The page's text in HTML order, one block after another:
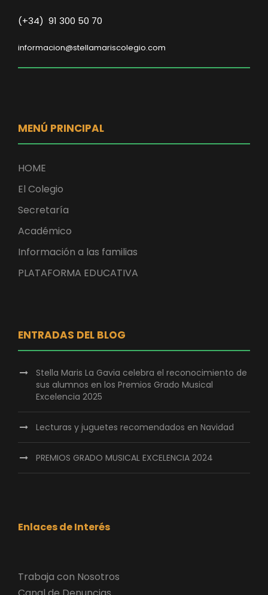
(+34) 91 300 50 70
informacion@stellamariscolegio.com
MENÚ PRINCIPAL
HOME
El Colegio
Secretaría
Académico
Información a las familias
PLATAFORMA EDUCATIVA
ENTRADAS DEL BLOG
Stella Maris La Gavia celebra el reconocimiento de
sus alumnos en los Premios Grado Musical
Excelencia 2025
Lecturas y juguetes recomendados en Navidad
PREMIOS GRADO MUSICAL EXCELENCIA 2024
Enlaces de Interés
Trabaja con Nosotros